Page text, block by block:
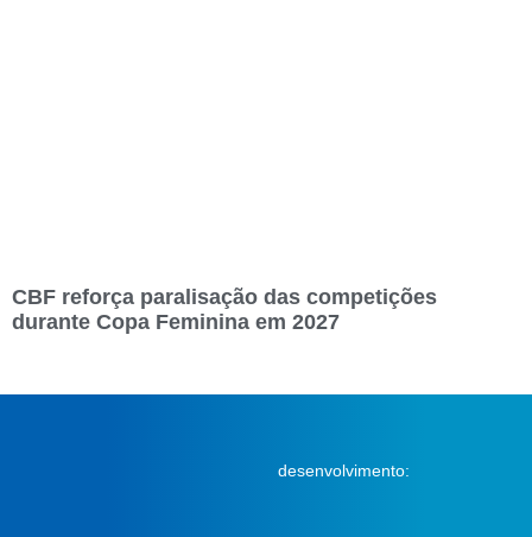
CBF reforça paralisação das competições
durante Copa Feminina em 2027
desenvolvimento: